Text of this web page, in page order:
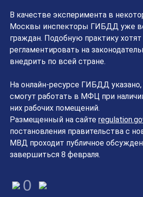
В качестве эксперимента в
Москвы инспекторы ГИБДД уже
граждан. Подобную практику хотят
регламентировать на
внедрить по всей стране.
На онлайн-ресурсе ГИБДД
смогут работать в МФЦ при
них рабочих помещений.
Размещенный на сайте
постановления правительства с
МВД проходит публичное
завершиться 8 февраля.
0